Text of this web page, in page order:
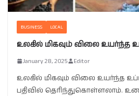
BUSINESS LOCAL
உலகில் மிகவும் விலை உயர்ந்த
January 28, 2025 Editor
உலகில் மிகவும் விலை உயர்ந்த
பதிவில் தெரிந்துகொள்ளலாம்.